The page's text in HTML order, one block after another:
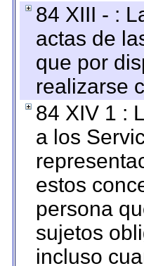
84 XIII - :
actas de
que por
realizarse
84 XIV 1 :
a los
estos
persona
sujetos
incluso